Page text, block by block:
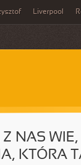
Liverpool
NAS
KTÓRA